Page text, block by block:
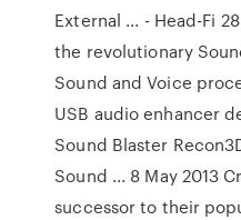
External ... - Head-Fi
the revolutionary
Sound and Voice
USB audio enhancer
Sound Blaster
Sound ... 8 May 2013
successor to their